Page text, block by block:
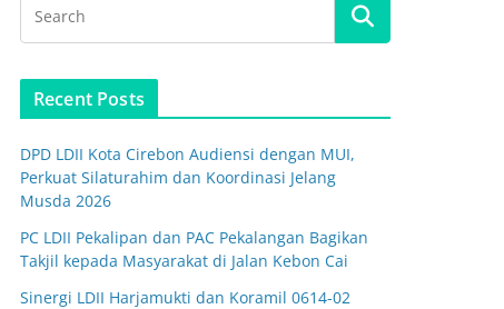
Recent Posts
DPD LDII Kota Cirebon Audiensi dengan MUI,
Perkuat Silaturahim dan Koordinasi Jelang
Musda 2026
PC LDII Pekalipan dan PAC Pekalangan Bagikan
Takjil kepada Masyarakat di Jalan Kebon Cai
Sinergi LDII Harjamukti dan Koramil 0614-02